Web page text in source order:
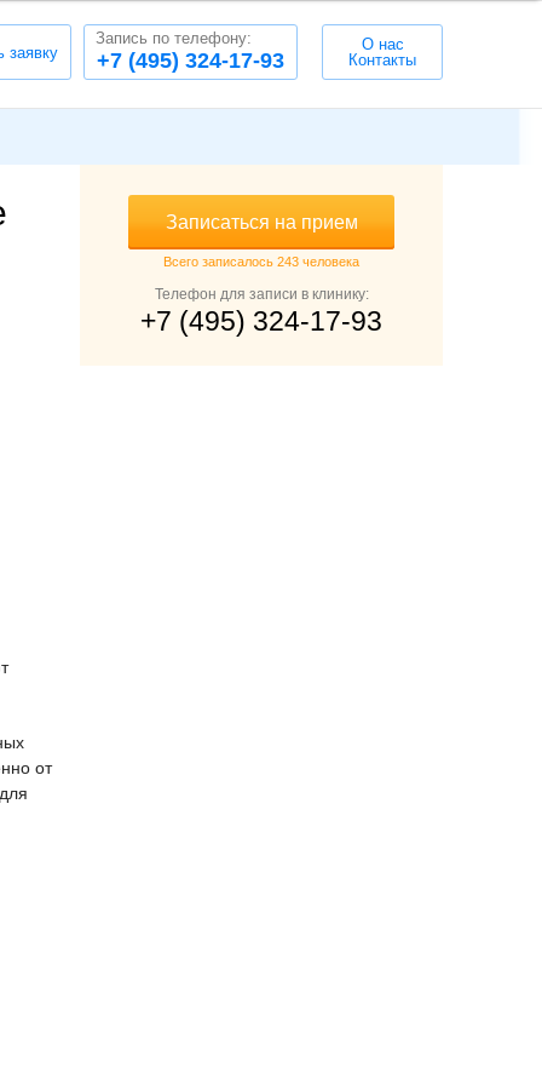
заявку +7 (495) 324-17-93
Запись по телефону:
О нас
Контакты
Записаться на прием
Всего записалось 243 человека
Телефон для записи в клинику:
+7 (495) 324-17-93
от